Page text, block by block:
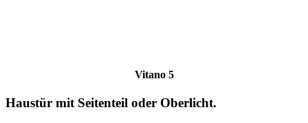
Vitano 5
Haustür mit Seitenteil oder Oberlicht.